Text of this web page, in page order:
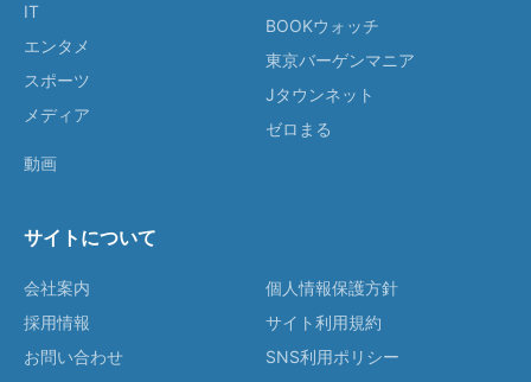
IT
エンタメ
スポーツ
メディア
動画
BOOKウォッチ
東京バーゲンマニア
Jタウンネット
ゼロまる
サイトについて
会社案内
採用情報
お問い合わせ
個人情報保護方針
サイト利用規約
SNS利用ポリシー